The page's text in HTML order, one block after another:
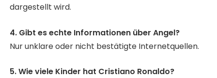
dargestellt wird.
4. Gibt es echte Informationen über Angel?
Nur unklare oder nicht bestätigte Internetquellen.
5. Wie viele Kinder hat Cristiano Ronaldo?